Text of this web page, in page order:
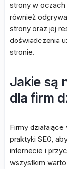
strony w oczach
również
strony oraz jej
doświadczenia
stronie.
Jakie są
dla firm
Firmy
praktyki SEO,
internecie i
wszystkim warto